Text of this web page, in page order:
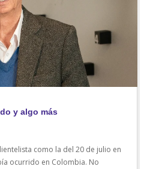
y algo más
como la del 20 de julio en
ocurrido en Colombia. No